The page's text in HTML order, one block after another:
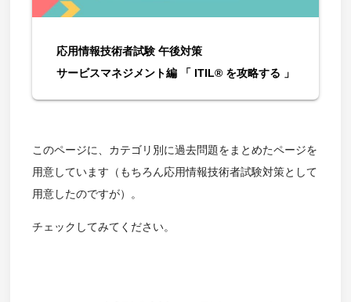
応用情報技術者試験 午後対策
サービスマネジメント編 「 ITIL® を攻略する 」
このページに、カテゴリ別に過去問題をまとめたページを
用意しています（もちろん応用情報技術者試験対策として
用意したのですが）。
チェックしてみてください。